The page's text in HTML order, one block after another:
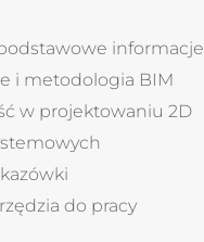
informacje
i metodologia BIM
w projektowaniu 2D
do pracy